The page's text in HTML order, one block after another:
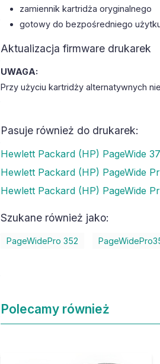
zamiennik kartridża oryginalnego
gotowy do bezpośredniego
Aktualizacja firmware drukarek
UWAGA:
Przy użyciu kartridży alternatywnych
Pasuje również do drukarek:
Hewlett Packard (HP) PageWide
Hewlett Packard (HP) PageWide
Hewlett Packard (HP) PageWide
Szukane również jako:
PageWidePro 352
Polecamy również